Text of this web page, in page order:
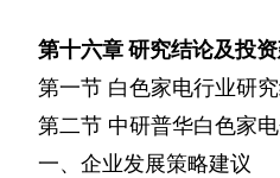
第十六章研究结论及投
第一节 白色家电行业研
第二节 中研普华白色家
一、企业发展策略建议